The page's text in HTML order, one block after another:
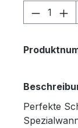
Perfekte